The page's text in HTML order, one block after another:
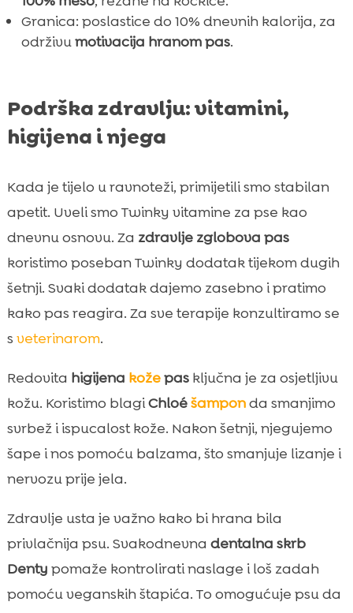
Granica: poslastice do 10% dnevnih kalorija, za
održivumotivacija hranom pas.
Podrška zdravlju: vitamini,
higijena i njega
Kada je tijelo u ravnoteži, primijetili smo stabilan
apetit. Uveli smo Twinky vitamine za pse kao
dnevnu osnovu. Za zdravlje zglobova pas
koristimo poseban Twinky dodatak tijekom dugih
šetnji. Svaki dodatak dajemo zasebno i pratimo
kako pas reagira. Za sve terapije konzultiramo se
s veterinarom.
Redovita higijena kožepasključna je za osjetljivu
kožu. Koristimo blagiChloéšamponda smanjimo
svrbež i ispucalost kože. Nakon šetnji, njegujemo
šape i nos pomoću balzama, što smanjuje lizanje i
nervozu prije jela.
Zdravlje usta je važno kako bi hrana bila
privlačnija psu. Svakodnevna dentalna skrb
Denty pomaže kontrolirati naslage i loš zadah
pomoću veganskih štapića. To omogućuje psu da